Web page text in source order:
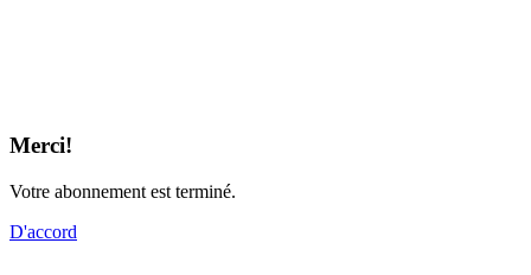
Merci!
Votre abonnement est terminé.
D'accord